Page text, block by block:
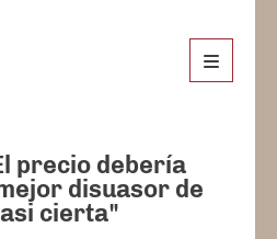
precio debería
disuasor de
cierta"